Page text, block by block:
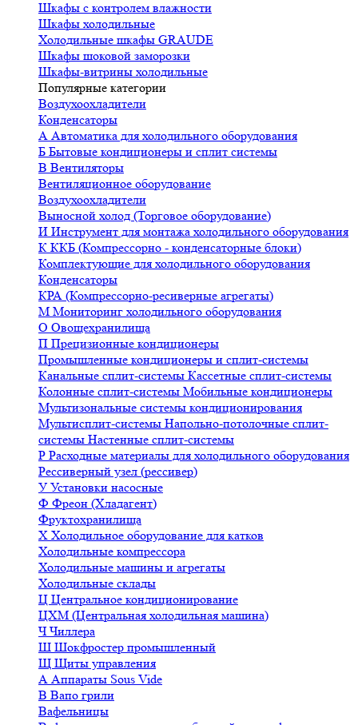
Шкафы с контролем влажности
Шкафы холодильные
Холодильные шкафы GRAUDE
Шкафы шоковой заморозки
Шкафы-витрины холодильные
Популярные категории
Воздухоохладители
Конденсаторы
А Автоматика для холодильного оборудования
Б Бытовые кондиционеры и сплит системы
В Вентиляторы
Вентиляционное оборудование
Воздухоохладители
Выносной холод (Торговое оборудование)
И Инструмент для монтажа холодильного оборудования
К ККБ (Компрессорно - конденсаторные блоки)
Комплектующие для холодильного оборудования
Конденсаторы
КРА (Компрессорно-ресиверные агрегаты)
М Мониторинг холодильного оборудования
О Овощехранилища
П Прецизионные кондиционеры
Промышленные кондиционеры и сплит-системы
Канальные сплит-системы Кассетные сплит-системы
Колонные сплит-системы Мобильные кондиционеры
Мультизональные системы кондиционирования
Мультисплит-системы Напольно-потолочные сплит-
системы Настенные сплит-системы
Р Расходные материалы для холодильного оборудования
Рессиверный узел (рессивер)
У Установки насосные
Ф Фреон (Хладагент)
Фруктохранилища
Х Холодильное оборудование для катков
Холодильные компрессора
Холодильные машины и агрегаты
Холодильные склады
Ц Центральное кондиционирование
ЦХМ (Центральная холодильная машина)
ЧЧиллера
Ш Шокфростер промышленный
Щ Щиты управления
А Аппараты Sous Vide
В Вапо грили
Вафельницы